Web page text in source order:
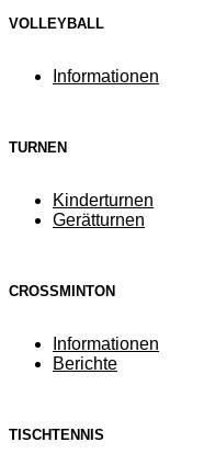
VOLLEYBALL
Informationen
TURNEN
Kinderturnen
Gerätturnen
CROSSMINTON
Informationen
Berichte
TISCHTENNIS